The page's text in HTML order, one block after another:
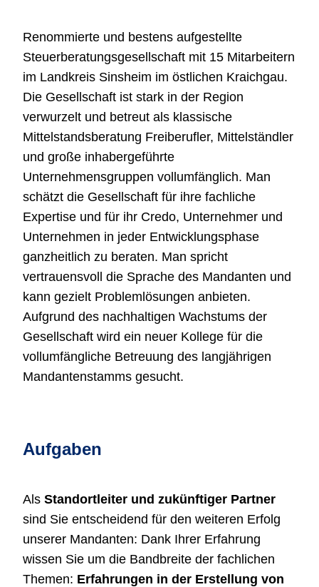
Renommierte und bestens aufgestellte
Steuerberatungsgesellschaft mit 15 Mitarbeitern
im Landkreis Sinsheim im östlichen Kraichgau.
Die Gesellschaft ist stark in der Region
verwurzelt und betreut als klassische
Mittelstandsberatung Freiberufler, Mittelständler
und große inhabergeführte
Unternehmensgruppen vollumfänglich. Man
schätzt die Gesellschaft für ihre fachliche
Expertise und für ihr Credo, Unternehmer und
Unternehmen in jeder Entwicklungsphase
ganzheitlich zu beraten. Man spricht
vertrauensvoll die Sprache des Mandanten und
kann gezielt Problemlösungen anbieten.
Aufgrund des nachhaltigen Wachstums der
Gesellschaft wird ein neuer Kollege für die
vollumfängliche Betreuung des langjährigen
Mandantenstamms gesucht.
Aufgaben
Als Standortleiter und zukünftiger Partner
sind Sie entscheidend für den weiteren Erfolg
unserer Mandanten: Dank Ihrer Erfahrung
wissen Sie um die Bandbreite der fachlichen
Themen: Erfahrungen in der Erstellung von